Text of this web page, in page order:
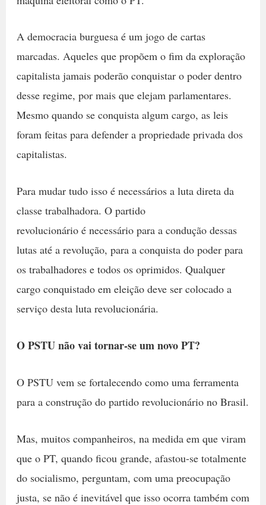
A democracia burguesa é um jogo de cartas
marcadas. Aqueles que propõem o fim da exploração
capitalista jamais poderão conquistar o poder dentro
desse regime, por mais que elejam parlamentares.
Mesmo quando se conquista algum cargo, as leis
foram feitas para defender a propriedade privada dos
capitalistas.
Para mudar tudo isso é necessários a luta direta da
classe trabalhadora. O partido
revolucionário é necessário para a condução dessas
lutas até a revolução, para a conquista do poder para
os trabalhadores e todos os oprimidos. Qualquer
cargo conquistado em eleição deve ser colocado a
serviço desta luta revolucionária.
O PSTU não vai tornar-se um novo PT?
O PSTU vem se fortalecendo como uma ferramenta
para a construção do partido revolucionário no Brasil.
Mas, muitos companheiros, na medida em que viram
que o PT, quando ficou grande, afastou-se totalmente
do socialismo, perguntam, com uma preocupação
justa, se não é inevitável que isso ocorra também com